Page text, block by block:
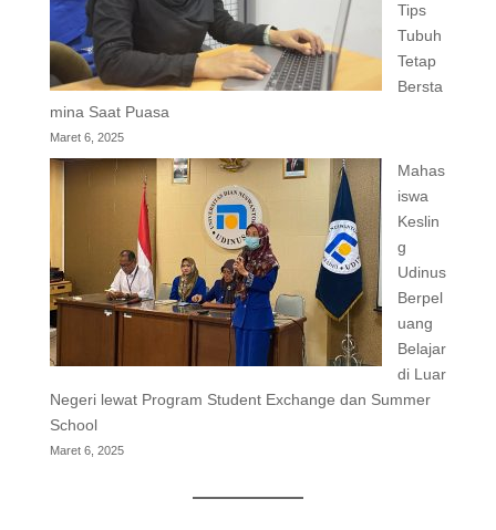
Tips
Tubuh
Tetap
Bersta
mina Saat Puasa
Maret 6, 2025
Mahas
iswa
Keslin
g
Udinus
Berpel
uang
Belajar
di Luar
Negeri lewat Program Student Exchange dan Summer
School
Maret 6, 2025